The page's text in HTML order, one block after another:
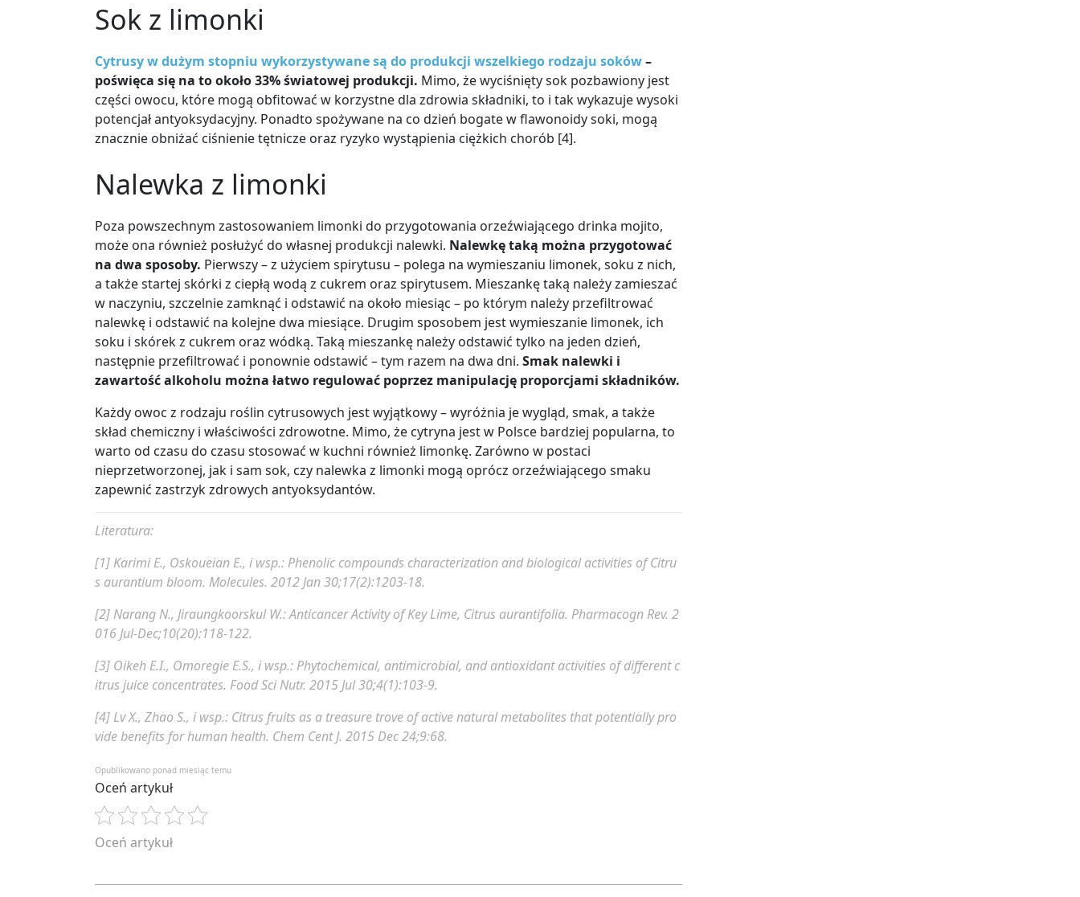
Sok z limonki
Cytrusy w dużym stopniu wykorzystywane są do produkcji wszelkiego rodzaju soków–
poświęca się na to około 33% światowej produkcji. Mimo, że wyciśnięty sok pozbawiony jest
części owocu, które mogą obfitować w korzystne dla zdrowia składniki, to i tak wykazuje wysoki
potencjał antyoksydacyjny. Ponadto spożywane na co dzień bogatew flawonoidy soki, mogą
znacznie obniżać ciśnienie tętnicze oraz ryzyko wystąpienia ciężkich chorób [4].
Nalewka z limonki
Poza powszechnym zastosowaniem limonki do przygotowania orzeźwiającego drinka mojito,
może ona również posłużyć do własnej produkcji nalewki. Nalewkę taką można przygotować
na dwa sposoby. Pierwszy – z użyciem spirytusu – polega na wymieszaniu limonek, soku z nich,
a także startej skórki z ciepłą wodą z cukrem oraz spirytusem. Mieszankę taką należy zamieszać
w naczyniu, szczelnie zamknąć i odstawić na około miesiąc – po którym należy przefiltrować
nalewkę i odstawić na kolejne dwa miesiące. Drugim sposobem jest wymieszanie limonek, ich
soku i skórek z cukrem oraz wódką. Taką mieszankę należy odstawić tylko na jeden dzień,
następnie przefiltrować i ponownie odstawić – tym razem na dwa dni. Smak nalewki i
zawartość alkoholu można łatwo regulować poprzez manipulację proporcjami składników.
Każdy owoc z rodzaju roślin cytrusowych jest wyjątkowy – wyróżnia je wygląd, smak, a także
skład chemiczny i właściwości zdrowotne. Mimo, że cytryna jest w Polsce bardziej popularna, to
warto od czasu do czasu stosować w kuchni również limonkę. Zarówno w postaci
nieprzetworzonej, jak i sam sok, czy nalewka z limonki mogą oprócz orzeźwiającego smaku
zapewnić zastrzyk zdrowych antyoksydantów.
Literatura:
[1] Karimi E., Oskoueian E., i wsp.: Phenolic compounds characterization and biological activities of Citru
s aurantium bloom. Molecules. 2012 Jan 30;17(2):1203-18.
[2] Narang N., Jiraungkoorskul W.:Anticancer Activity of Key Lime, Citrus aurantifolia. Pharmacogn Rev. 2
016 Jul-Dec;10(20):118-122.
[3] Oikeh E.I., Omoregie E.S., i wsp.: Phytochemical, antimicrobial, and antioxidant activities of different c
itrus juice concentrates. Food Sci Nutr. 2015 Jul 30;4(1):103-9.
[4] Lv X., Zhao S., i wsp.: Citrus fruits as a treasure trove of active natural metabolites that potentially pro
vide benefits for human health. Chem Cent J. 2015 Dec 24;9:68.
Opublikowano ponad miesiąc temu
Oceń artykuł
Oceń artykuł